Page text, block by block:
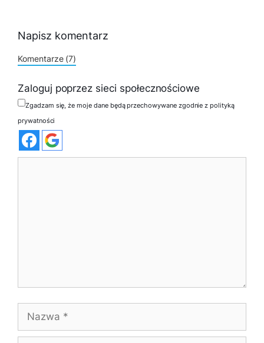
Napisz komentarz
Komentarze (7)
Zaloguj poprzez sieci społecznościowe
Zgadzam się, że moje dane będą przechowywane zgodnie z polityką
prywatności